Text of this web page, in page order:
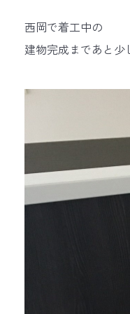
西岡で着工中の
建物完成まであと少